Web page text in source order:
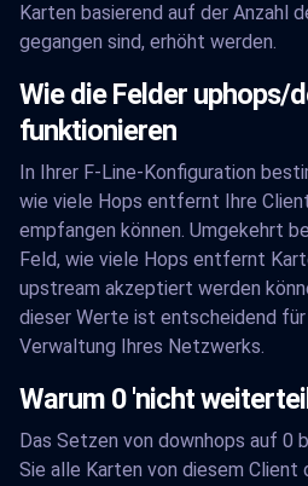
Karten basierend auf der Anzahl
gegangen sind, erhöht werden.
Wie die Felder uphops/
funktionieren
In Ihrer F-Line-Konfiguration
wie viele Hops entfernt Ihre
empfangen können. Umgekehrt
Feld, wie viele Hops entfernt
upstream akzeptiert werden
dieser Werte ist entscheidend
Verwaltung Ihres Netzwerks.
Warum 0 'nicht
Das Setzen von downhops auf
Sie alle Karten von diesem Client